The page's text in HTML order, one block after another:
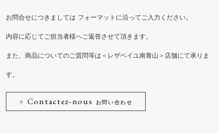
お問合せにつきましては フォーマットに沿ってご入力ください。
内容に応じてご担当者様へご返答させて頂きます。
また、商品についてのご質問等は＜レザベイユ南青山＞店舗にて承りま
す。
Contactez-nous お問い合わせ